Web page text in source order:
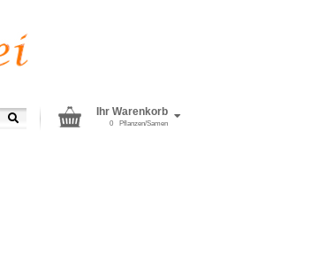
Ihr Warenkorb
Pflanzen/Samen
0